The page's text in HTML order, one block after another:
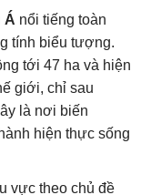
Á nổi tiếng toàn
tính biểu tượng.
tới 47 ha và hiện
giới, chỉ sau
là nơi biến
hiện thực sống
vực theo chủ đề